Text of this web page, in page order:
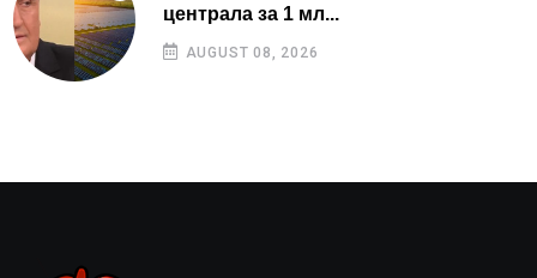
централа за 1 мл...
AUGUST 08, 2026